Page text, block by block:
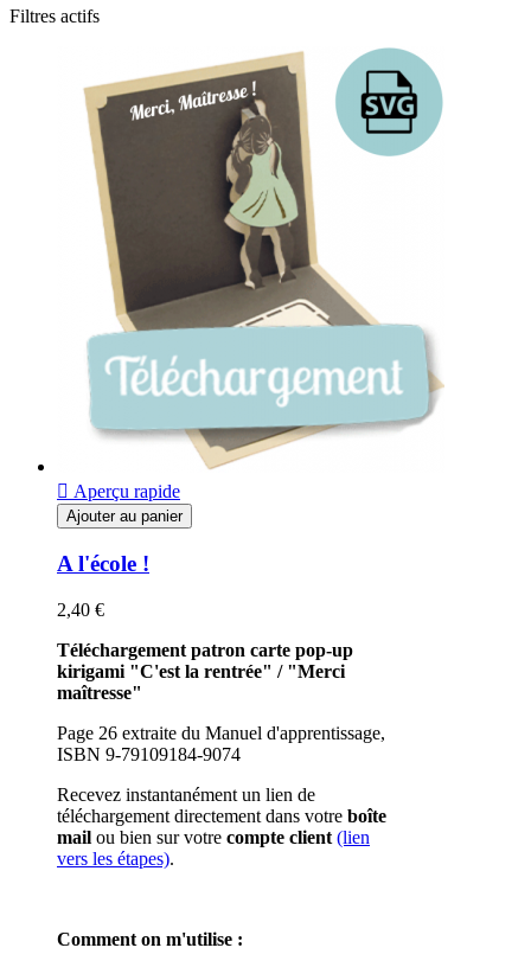
Filtres actifs
 Aperçu rapide
Ajouter au panier
A l'école !
2,40 €
Téléchargement patron carte pop-up
kirigami "C'est la rentrée" / "Merci
maîtresse"
Page 26 extraite du Manuel d'apprentissage,
ISBN 9-79109184-9074
Recevez instantanément un lien de
téléchargement directement dans votre boîte
mail ou bien sur votre compte client (lien
vers les étapes).
Comment on m'utilise :